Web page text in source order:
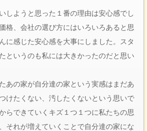
しようと思った１番の理由は安心感でし
格、会社の選び方にはいろいろあると思
に感じた安心感を大事にしました。スタ
というのも私には大きかったのだと思い
あの家が自分達の家という実感はまだあ
けたくない、汚したくないという思いで
らできていくキズ１つ１つに私たちの思
それが増えていくことで自分達の家にな